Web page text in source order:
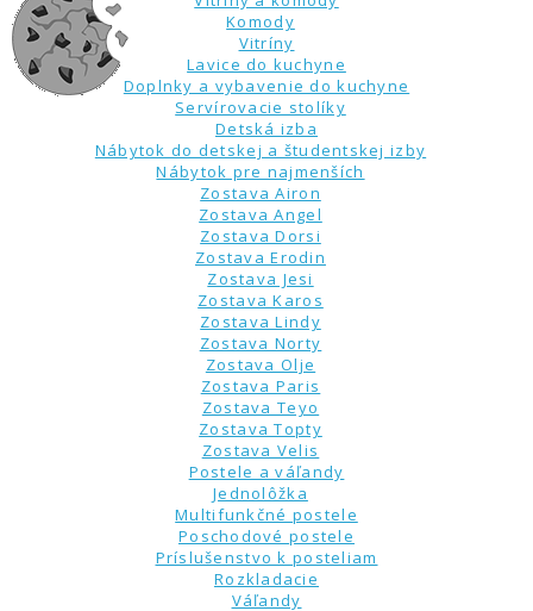
Komody
Vitríny
Lavice do kuchyne
Doplnky a vybavenie do kuchyne
Servírovacie stolíky
Detská izba
Nábytok do detskej a študentskej izby
Nábytok pre najmenších
Zostava Airon
Zostava Angel
Zostava Dorsi
Zostava Erodin
Zostava Jesi
Zostava Karos
Zostava Lindy
Zostava Norty
Zostava Olje
Zostava Paris
Zostava Teyo
Zostava Topty
Zostava Velis
Postele a váľandy
Jednolôžka
Multifunkčné postele
Poschodové postele
Príslušenstvo k posteliam
Rozkladacie
Váľandy